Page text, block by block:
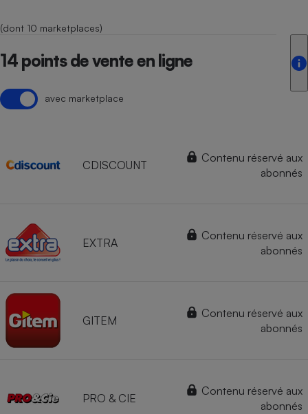
(dont 10 marketplaces)
14 points de vente en ligne
avec marketplace
CDISCOUNT
Contenu réservé aux
abonnés
EXTRA
Contenu réservé aux
abonnés
GITEM
Contenu réservé aux
abonnés
PRO & CIE
Contenu réservé aux
abonnés